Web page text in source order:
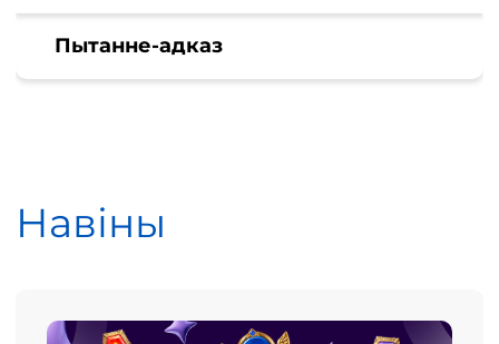
Пытанне-адказ
Навіны